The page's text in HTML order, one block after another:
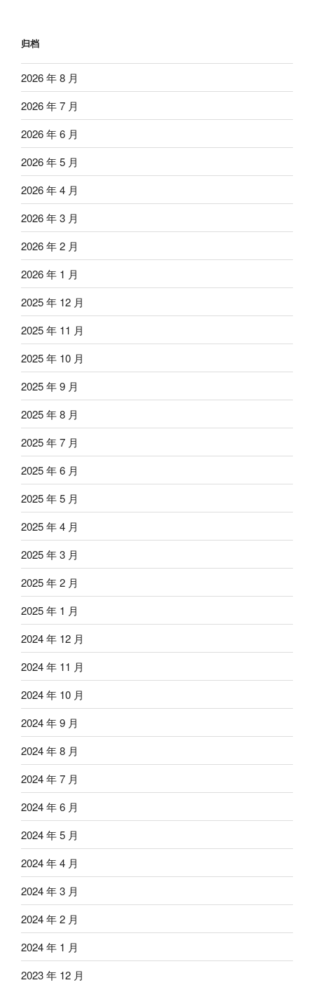
归档
2026 年 8 月
2026 年 7 月
2026 年 6 月
2026 年 5 月
2026 年 4 月
2026 年 3 月
2026 年 2 月
2026 年 1 月
2025 年 12 月
2025 年 11 月
2025 年 10 月
2025 年 9 月
2025 年 8 月
2025 年 7 月
2025 年 6 月
2025 年 5 月
2025 年 4 月
2025 年 3 月
2025 年 2 月
2025 年 1 月
2024 年 12 月
2024 年 11 月
2024 年 10 月
2024 年 9 月
2024 年 8 月
2024 年 7 月
2024 年 6 月
2024 年 5 月
2024 年 4 月
2024 年 3 月
2024 年 2 月
2024 年 1 月
2023 年 12 月